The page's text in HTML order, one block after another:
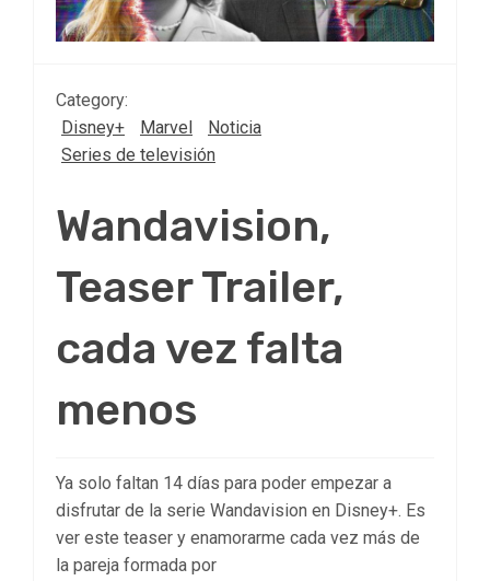
Category:
Disney+
Marvel
Noticia
Series de televisión
Wandavision,
Teaser Trailer,
cada vez falta
menos
Ya solo faltan 14 días para poder empezar a
disfrutar de la serie Wandavision en Disney+. Es
ver este teaser y enamorarme cada vez más de
la pareja formada por